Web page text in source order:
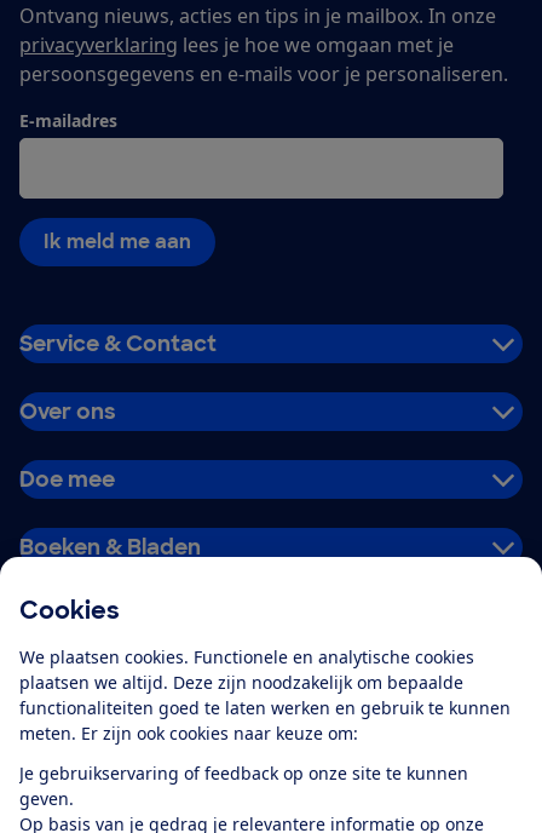
Cookies
We plaatsen cookies. Functionele en analytische cookies
plaatsen we altijd. Deze zijn noodzakelijk om bepaalde
functionaliteiten goed te laten werken en gebruik te kunnen
meten. Er zijn ook cookies naar keuze om:
Je gebruikservaring of feedback op onze site te kunnen
geven.
Op basis van je gedrag je relevantere informatie op onze
Ontvang nieuws, acties en tips in je mailbox. In onze
privacyverklaring lees je hoe we omgaan met je
persoonsgegevens en e-mails voor je personaliseren.
E-mailadres
Ik meld me aan
Service & Contact
Over ons
Doe mee
Boeken & Bladen
Alles over de
app